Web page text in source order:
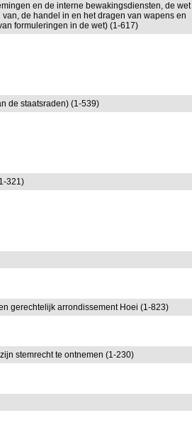
en de interne bewakingsdiensten, de wet
de handel in en het dragen van wapens en
formuleringen in de wet) (1-617)
de staatsraden) (1-539)
321)
gerechtelijk arrondissement Hoei (1-823)
stemrecht te ontnemen (1-230)